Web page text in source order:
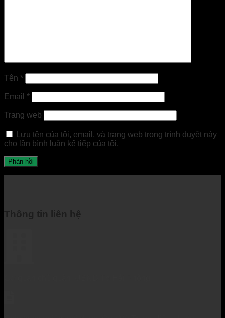
Tên *
Email *
Trang web
Lưu tên của tôi, email, và trang web trong trình duyệt này
cho lần bình luận kế tiếp của tôi.
Thông tin liên hệ